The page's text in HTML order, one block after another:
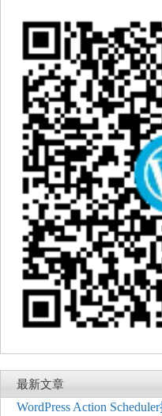
最新文章
WordPress Action